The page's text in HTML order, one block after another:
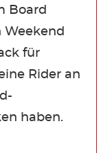
Board
Weekend
für
Rider an
haben.